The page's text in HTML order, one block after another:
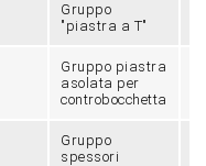
Gruppo
"piastra a T"
Gruppo piastra
asolata per
controbocchetta
Gruppo
spessori